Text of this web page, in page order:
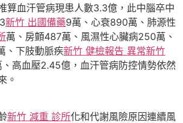
算血汗管病現患人數3.3億，此中腦卒中
新竹 出國備藥9萬、心衰890萬、肺源性
萬、房顫487萬、風濕性心臟病250萬、
、下肢動脈疾新竹 健檢報告 異常新竹
高血壓2.45億，血汗管病防控情勢依然
。
新竹 減重 診所化和代謝風險原因連續風